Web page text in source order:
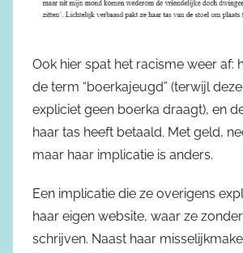
Ook hier spat het racisme weer af:
de term “boerkajeugd” (terwijl
expliciet geen boerka draagt), en
haar tas heeft betaald. Met geld,
maar haar implicatie is anders.
Een implicatie die ze overigens
haar eigen website, waar ze
schrijven. Naast haar